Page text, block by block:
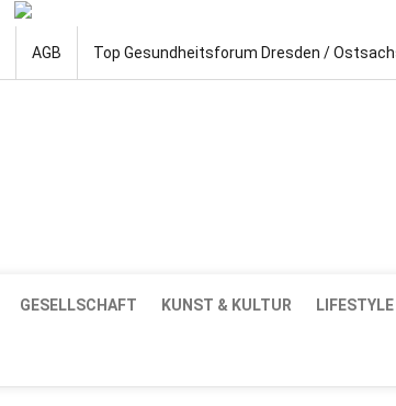
AGB Top Gesundheitsforum Dresden /
GESELLSCHAFT KUNST & KULTUR LIFESTYLE